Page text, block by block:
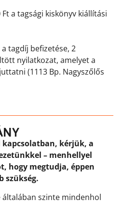
a tagsági kiskönyv kiállítási
tagdíj befizetése, 2
nyilatkozat, amelyet a
(1113 Bp. Nagyszőlős
kérjük, a
– menhellyel
hogy megtudja, éppen
szükség.
szinte mindenhol